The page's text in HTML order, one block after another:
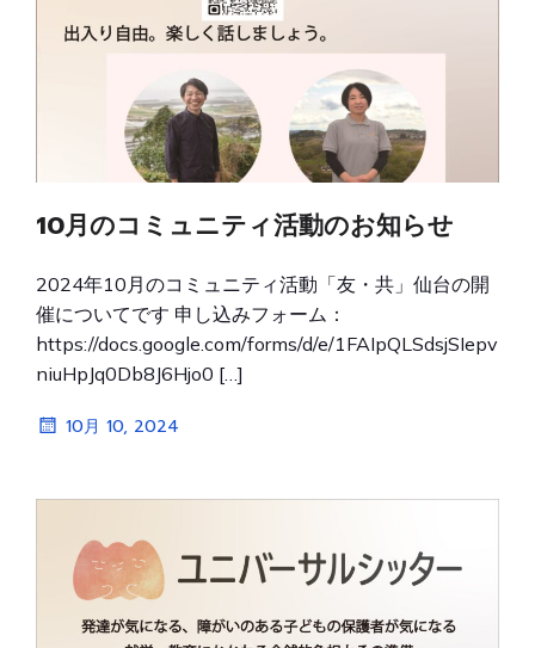
10月のコミュニティ活動のお知らせ
2024年10月のコミュニティ活動「友・共」仙台の開
催についてです 申し込みフォーム：
https://docs.google.com/forms/d/e/1FAIpQLSdsjSIepv
niuHpJq0Db8J6Hjo0 […]
10月 10, 2024